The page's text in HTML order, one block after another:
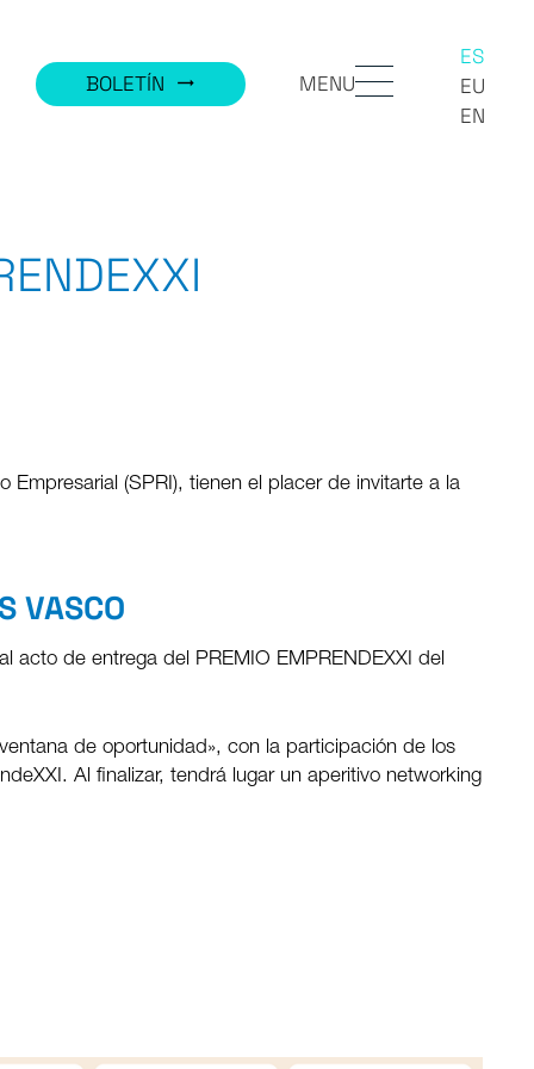
BOLETÍN trending_flat MENU
ES
EU
EN
Empresarial (SPRI), tienen el placer de invitarte a la
VASCO
acto de entrega del PREMIO EMPRENDEXXI del
de oportunidad», con la participación de los
Al finalizar, tendrá lugar un aperitivo networking